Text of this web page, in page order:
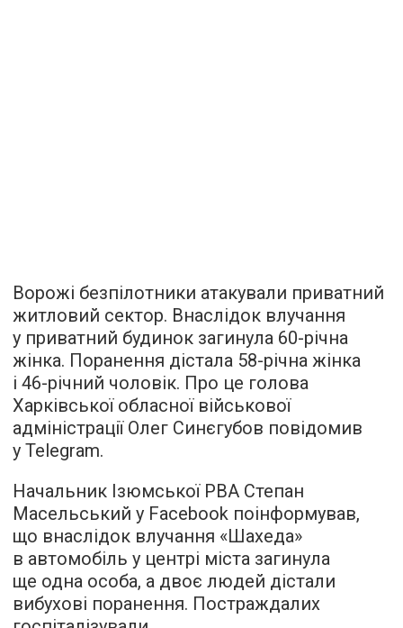
Ворожі безпілотники атакували приватний
житловий сектор. Внаслідок влучання
у приватний будинок загинула 60-річна
жінка. Поранення дістала 58-річна жінка
і 46-річний чоловік. Про це голова
Харківської обласної військової
адміністрації Олег Синєгубов повідомив
у Telegram.
Начальник Ізюмської РВА Степан
Масельський у Facebook поінформував,
що внаслідок влучання «Шахеда»
в автомобіль у центрі міста загинула
ще одна особа, а двоє людей дістали
вибухові поранення. Постраждалих